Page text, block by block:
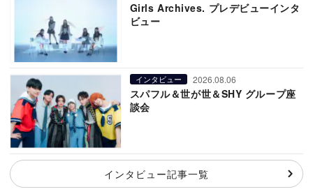
Girls Archives. プレデビューインタ
ビュー
インタビュー 2026.08.06
スパフル＆世が世＆SHY グループ座
談会
インタビュー記事一覧